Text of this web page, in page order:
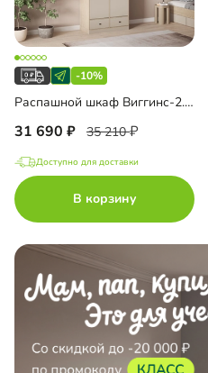
-10%
Распашной шкаф Виггинс-2.1 с антресолью
31 690 35 210
Доступно для доставки
В корзину